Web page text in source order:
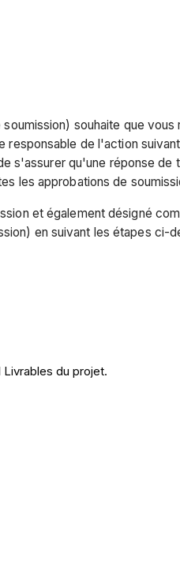
souhaite que vous
responsable de l'action
s'assurer qu'une réponse de
les approbations de
et également désigné
en suivant les étapes ci-
du projet.